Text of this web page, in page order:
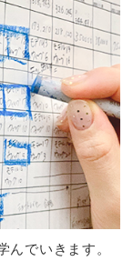
んでいきます。